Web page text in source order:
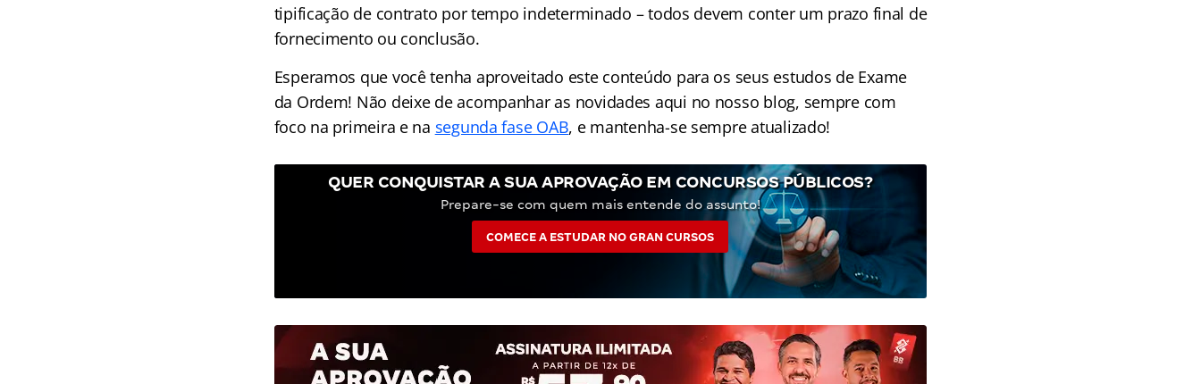
tipificação de contrato por tempo indeterminado – todos devem conter um prazo final de
fornecimento ou conclusão.
Esperamos que você tenha aproveitado este conteúdo para os seus estudos de Exame
da Ordem! Não deixe de acompanhar as novidades aqui no nosso blog, sempre com
foco na primeira e na segunda fase OAB, e mantenha-se sempre atualizado!
QUER CONQUISTAR A SUA APROVAÇÃO EM CONCURSOS PÚBLICOS?
Prepare-se com quem mais entende do assunto!
COMECE A ESTUDAR NO GRAN CURSOS